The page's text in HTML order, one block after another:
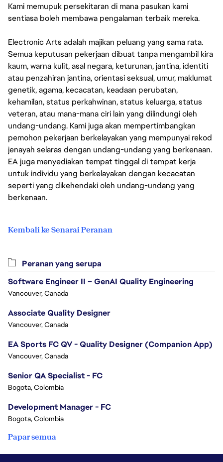
Kami memupuk persekitaran di mana pasukan kami
sentiasa boleh membawa pengalaman terbaik mereka.
Electronic Arts adalah majikan peluang yang sama rata.
Semua keputusan pekerjaan dibuat tanpa mengambil kira
kaum, warna kulit, asal negara, keturunan, jantina, identiti
atau penzahiran jantina, orientasi seksual, umur, maklumat
genetik, agama, kecacatan, keadaan perubatan,
kehamilan, status perkahwinan, status keluarga, status
veteran, atau mana-mana ciri lain yang dilindungi oleh
undang-undang. Kami juga akan mempertimbangkan
pemohon pekerjaan berkelayakan yang mempunyai rekod
jenayah selaras dengan undang-undang yang berkenaan.
EA juga menyediakan tempat tinggal di tempat kerja
untuk individu yang berkelayakan dengan kecacatan
seperti yang dikehendaki oleh undang-undang yang
berkenaan.
Kembali ke Senarai Peranan
Peranan yang serupa
Software Engineer II – GenAI Quality Engineering
Vancouver, Canada
Associate Quality Designer
Vancouver, Canada
EA Sports FC QV - Quality Designer (Companion App)
Vancouver, Canada
Senior QA Specialist - FC
Bogota, Colombia
Development Manager - FC
Bogota, Colombia
Papar semua